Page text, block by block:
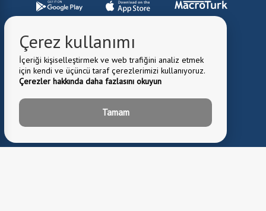
Çerez kullanımı
İçeriği kişiselleştirmek ve web trafiğini analiz etmek
için kendi ve üçüncü taraf çerezlerimizi kullanıyoruz.
Çerezler hakkında daha fazlasını okuyun
Tamam